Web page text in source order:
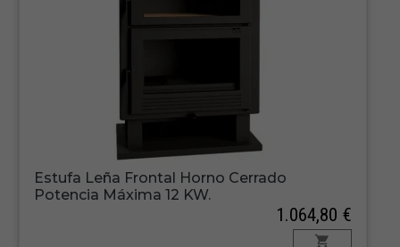
Estufa Leña Frontal Horno Cerrado
Potencia Máxima 12 KW.
1.064,80 €